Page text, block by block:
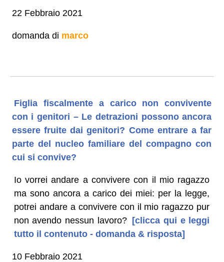
22 Febbraio 2021
domanda di marco
Figlia fiscalmente a carico non convivente
con i genitori – Le detrazioni possono ancora
essere fruite dai genitori? Come entrare a far
parte del nucleo familiare del compagno con
cui si convive?
Io vorrei andare a convivere con il mio ragazzo
ma sono ancora a carico dei miei: per la legge,
potrei andare a convivere con il mio ragazzo pur
non avendo nessun lavoro? [clicca qui e leggi
tutto il contenuto - domanda & risposta]
10 Febbraio 2021